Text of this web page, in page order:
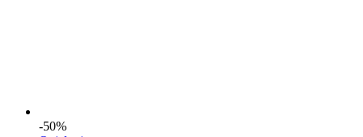
-50%